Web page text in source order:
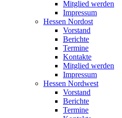
Mitglied werden
Impressum
Hessen Nordost
Vorstand
Berichte
Termine
Kontakte
Mitglied werden
Impressum
Hessen Nordwest
Vorstand
Berichte
Termine